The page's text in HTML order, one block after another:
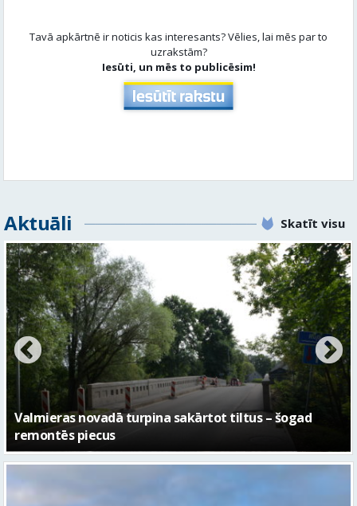
Tavā apkārtnē ir noticis kas interesants? Vēlies, lai mēs par to
uzrakstām?
Iesūti, un mēs to publicēsim!
Aktuāli Skatīt visu
No pagaidu teātra līdz laikmetīgās kultūras centram
– kā attīstīsies “Kurtuve”